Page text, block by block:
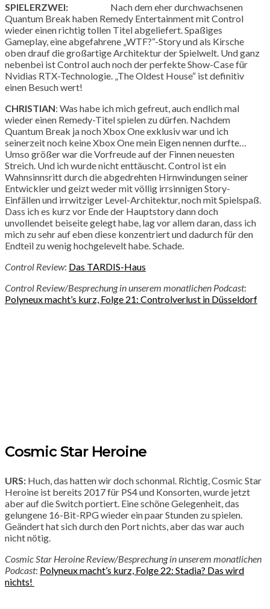
SPIELERZWEI:
Nach dem eher durchwachsenen
Quantum Break haben Remedy Entertainment mit Control
wieder einen richtig tollen Titel abgeliefert. Spaßiges
Gameplay, eine abgefahrene „WTF?“-Story und als Kirsche
oben drauf die großartige Architektur der Spielwelt. Und ganz
nebenbei ist Control auch noch der perfekte Show-Case für
Nvidias RTX-Technologie. „The Oldest House“ ist definitiv
einen Besuch wert!
CHRISTIAN: Was habe ich mich gefreut, auch endlich mal
wieder einen Remedy-Titel spielen zu dürfen. Nachdem
Quantum Break ja noch Xbox One exklusiv war und ich
seinerzeit noch keine Xbox One mein Eigen nennen durfte…
Umso größer war die Vorfreude auf der Finnen neuesten
Streich. Und ich wurde nicht enttäuscht. Control ist ein
Wahnsinnsritt durch die abgedrehten Hirnwindungen seiner
Entwickler und geizt weder mit völlig irrsinnigen Story-
Einfällen und irrwitziger Level-Architektur, noch mit Spielspaß.
Dass ich es kurz vor Ende der Hauptstory dann doch
unvollendet beiseite gelegt habe, lag vor allem daran, dass ich
mich zu sehr auf eben diese konzentriert und dadurch für den
Endteil zu wenig hochgelevelt habe. Schade.
Control Review: Das TARDIS-Haus
Control Review/Besprechung in unserem monatlichen Podcast:
Polyneux macht’s kurz, Folge 21: Controlverlust in Düsseldorf
Cosmic Star Heroine
URS: Huch, das hatten wir doch schonmal. Richtig, Cosmic Star
Heroine ist bereits 2017 für PS4 und Konsorten, wurde jetzt
aber auf die Switch portiert. Eine schöne Gelegenheit, das
gelungene 16-Bit-RPG wieder ein paar Stunden zu spielen.
Geändert hat sich durch den Port nichts, aber das war auch
nicht nötig.
Cosmic Star Heroine Review/Besprechung in unserem monatlichen
Podcast: Polyneux macht’s kurz, Folge 22: Stadia? Das wird
nichts!